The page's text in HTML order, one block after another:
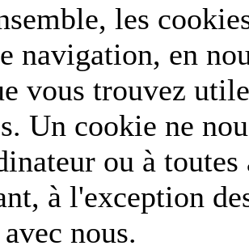
les
navigation, en
vous trouvez
Un cookie ne
ou à
à l'exception
nous.